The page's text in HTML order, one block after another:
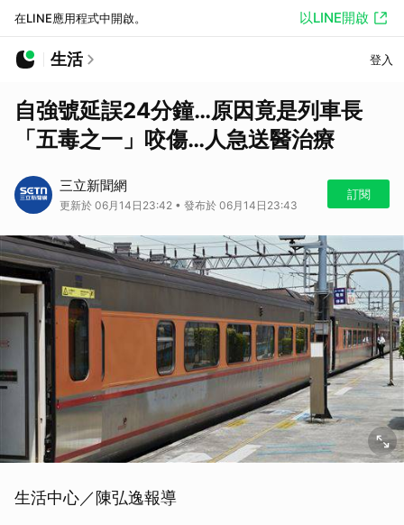
在LINE應用程式中開啟。 以LINE開啟
生活 登入
自強號延誤24分鐘…原因竟是列車長
「五毒之一」咬傷…人急送醫治療
三立新聞網
更新於 06月14日23:42 • 發布於 06月14日23:43
訂閱
生活中心／陳弘逸報導